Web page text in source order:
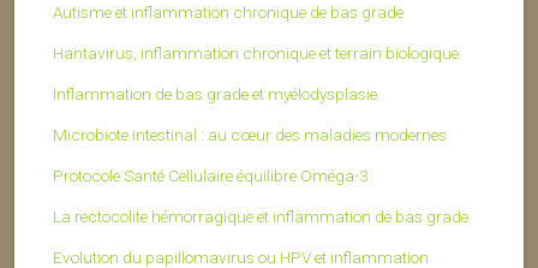
Autisme et inflammation chronique de bas grade
Hantavirus, inflammation chronique et terrain biologique
Inflammation de bas grade et myélodysplasie
Microbiote intestinal : au cœur des maladies modernes
Protocole Santé Cellulaire équilibre Oméga-3
La rectocolite hémorragique et inflammation de bas grade
Evolution du papillomavirus ou HPV et inflammation